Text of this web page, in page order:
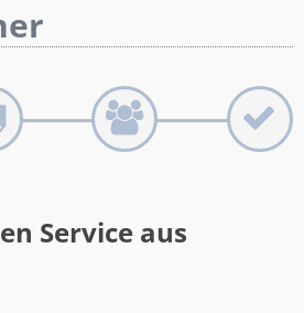
Service aus